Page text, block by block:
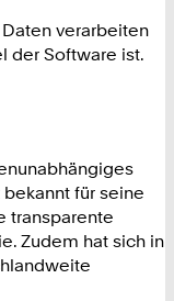
verarbeiten
der Software ist.
für seine
transparente
Zudem hat sich in